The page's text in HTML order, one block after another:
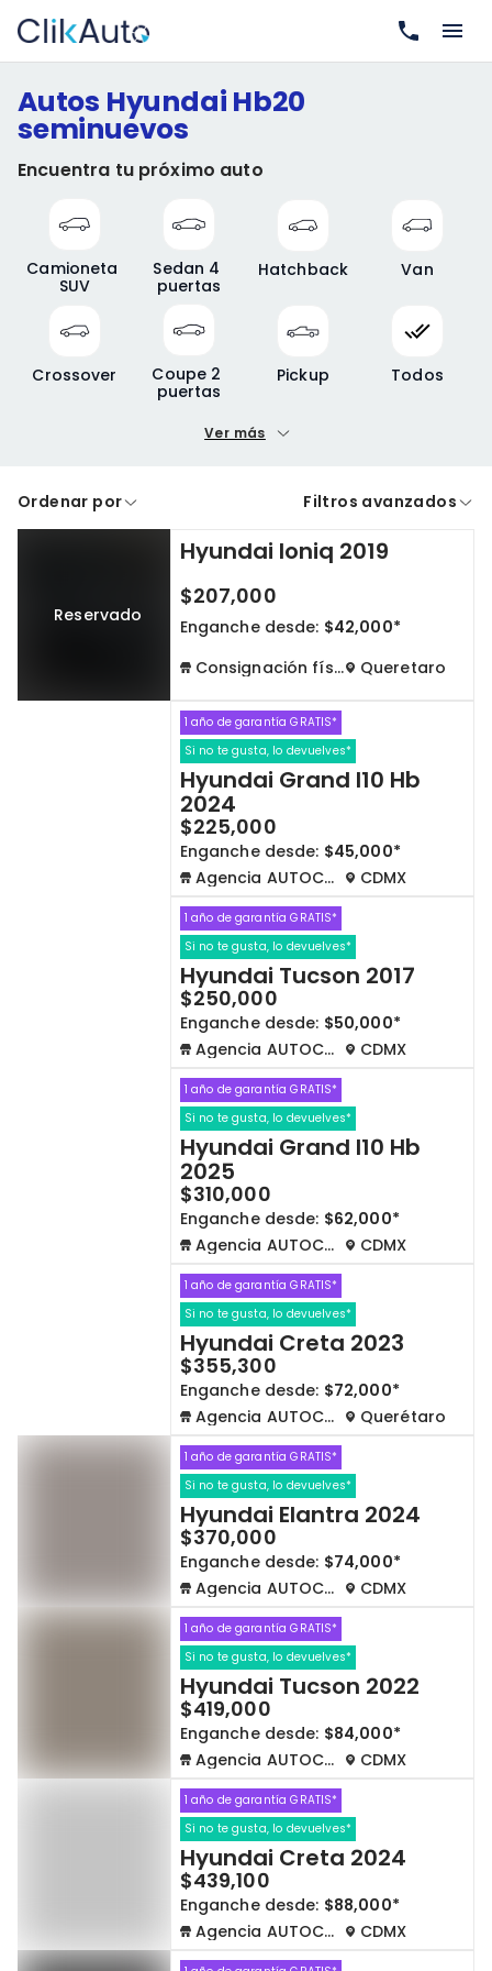
Autos Hyundai Hb20
seminuevos
Encuentra tu próximo auto
Camioneta
SUV
Sedan 4
puertas
Hatchback Van
Crossover
Coupe 2
puertas
Pickup Todos
Precio máximo
A crédito De contado
Cdmx y Edo Mex Querétaro
Con garantía Negociar precio
Borrar todo
Ver más
Ordenar por Filtros avanzados
Reservado
Hyundai Ioniq 2019
$207,000
Enganche desde: $42,000*
Consignación física
Queretaro
1 año de garantía GRATIS*
Si no te gusta, lo devuelves*
Hyundai Grand I10 Hb
2024
$225,000
Enganche desde: $45,000*
Agencia AUTOCOM
CDMX
1 año de garantía GRATIS*
Si no te gusta, lo devuelves*
Hyundai Tucson 2017
$250,000
Enganche desde: $50,000*
Agencia AUTOCOM
CDMX
1 año de garantía GRATIS*
Si no te gusta, lo devuelves*
Hyundai Grand I10 Hb
2025
$310,000
Enganche desde: $62,000*
Agencia AUTOCOM
CDMX
1 año de garantía GRATIS*
Si no te gusta, lo devuelves*
Hyundai Creta 2023
$355,300
Enganche desde: $72,000*
Agencia AUTOCOM
Querétaro
1 año de garantía GRATIS*
Si no te gusta, lo devuelves*
Hyundai Elantra 2024
$370,000
Enganche desde: $74,000*
Agencia AUTOCOM
CDMX
1 año de garantía GRATIS*
Si no te gusta, lo devuelves*
Hyundai Tucson 2022
$419,000
Enganche desde: $84,000*
Agencia AUTOCOM
CDMX
1 año de garantía GRATIS*
Si no te gusta, lo devuelves*
Hyundai Creta 2024
$439,100
Enganche desde: $88,000*
Agencia AUTOCOM
CDMX